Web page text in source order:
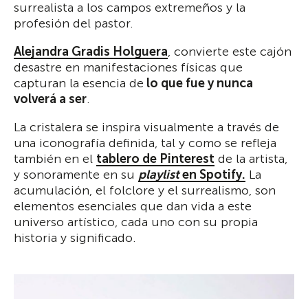
surrealista a los campos extremeños y la
profesión del pastor.
Alejandra Gradis Holguera, convierte este cajón
desastre en manifestaciones físicas que
capturan la esencia de lo que fue y nunca
volverá a ser.
La cristalera se inspira visualmente a través de
una iconografía definida, tal y como se refleja
también en el tablero de Pinterest de la artista,
y sonoramente en su playlisten Spotify. La
acumulación, el folclore y el surrealismo, son
elementos esenciales que dan vida a este
universo artístico, cada uno con su propia
historia y significado.